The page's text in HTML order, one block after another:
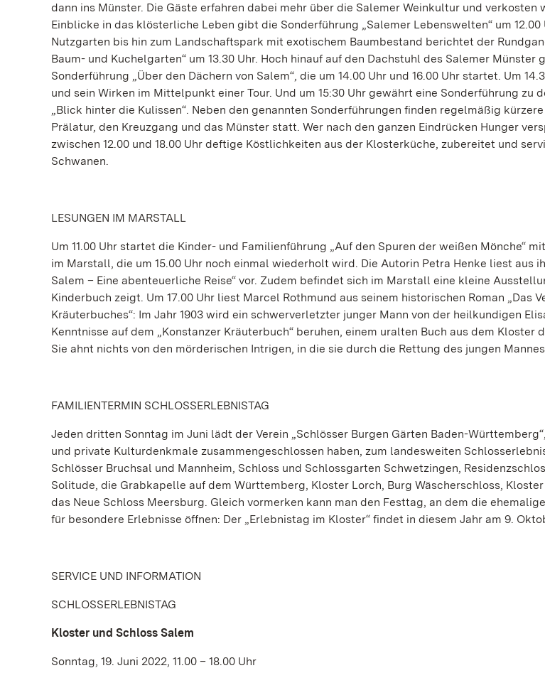
dann ins Münster. Die Gäste erfahren dabei mehr über die Salemer Weinkultur und verkosten
Einblicke in das klösterliche Leben gibt die Sonderführung „Salemer Lebenswelten“ um
Nutzgarten bis hin zum Landschaftspark mit exotischem Baumbestand berichtet der
Baum- und Kuchelgarten“ um 13.30 Uhr. Hoch hinauf auf den Dachstuhl des Salemer Münster
Sonderführung „Über den Dächern von Salem“, die um 14.00 Uhr und 16.00 Uhr startet. Um
und sein Wirken im Mittelpunkt einer Tour. Und um 15:30 Uhr gewährt eine Sonderführung zu
„Blick hinter die Kulissen“. Neben den genannten Sonderführungen finden regelmäßig
Prälatur, den Kreuzgang und das Münster statt. Wer nach den ganzen Eindrücken Hunger
zwischen 12.00 und 18.00 Uhr deftige Köstlichkeiten aus der Klosterküche, zubereitet und
Schwanen.
LESUNGEN IM MARSTALL
Um 11.00 Uhr startet die Kinder- und Familienführung „Auf den Spuren der weißen Mönche“
im Marstall, die um 15.00 Uhr noch einmal wiederholt wird. Die Autorin Petra Henke liest aus
Salem – Eine abenteuerliche Reise“ vor. Zudem befindet sich im Marstall eine kleine
Kinderbuch zeigt. Um 17.00 Uhr liest Marcel Rothmund aus seinem historischen Roman „Das
Kräuterbuches“: Im Jahr 1903 wird ein schwerverletzter junger Mann von der heilkundigen
Kenntnisse auf dem „Konstanzer Kräuterbuch“ beruhen, einem uralten Buch aus dem Kloster
Sie ahnt nichts von den mörderischen Intrigen, in die sie durch die Rettung des jungen
FAMILIENTERMIN SCHLOSSERLEBNISTAG
Jeden dritten Sonntag im Juni lädt der Verein „Schlösser Burgen Gärten Baden-
und private Kulturdenkmale zusammengeschlossen haben, zum landesweiten
Schlösser Bruchsal und Mannheim, Schloss und Schlossgarten Schwetzingen,
Solitude, die Grabkapelle auf dem Württemberg, Kloster Lorch, Burg Wäscherschloss,
das Neue Schloss Meersburg. Gleich vormerken kann man den Festtag, an dem die
für besondere Erlebnisse öffnen: Der „Erlebnistag im Kloster“ findet in diesem Jahr am 9.
SERVICE UND INFORMATION
SCHLOSSERLEBNISTAG
Kloster und Schloss Salem
Sonntag, 19. Juni 2022, 11.00 – 18.00 Uhr